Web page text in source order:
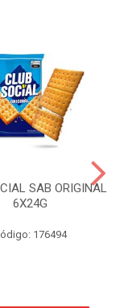
SAB ORIGINAL
6X24G
176494